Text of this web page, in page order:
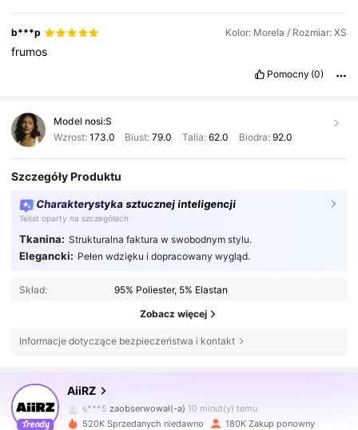
b***p Kolor: Morela / Rozmiar: XS
frumos
Pomocny (0)
Model nosi:S
Wzrost: 173.0 Biust:79.0 Talia: 62.0 Biodra: 92.0
Szczegóły Produktu
Charakterystyka sztucznej inteligencji
Tekst oparty na szczegółach
Tkanina: Strukturalna faktura w swobodnym stylu.
Elegancki: Pełen wdzięku i dopracowany wygląd.
Skład: 95% Poliester, 5% Elastan
Zobacz więcej
Informacje dotyczące bezpieczeństwa i kontakt
AiiRZ
s***5 zaobserwował(-a) 10 minut(y) temu
520K Sprzedanych niedawno 180K Zakup ponowny